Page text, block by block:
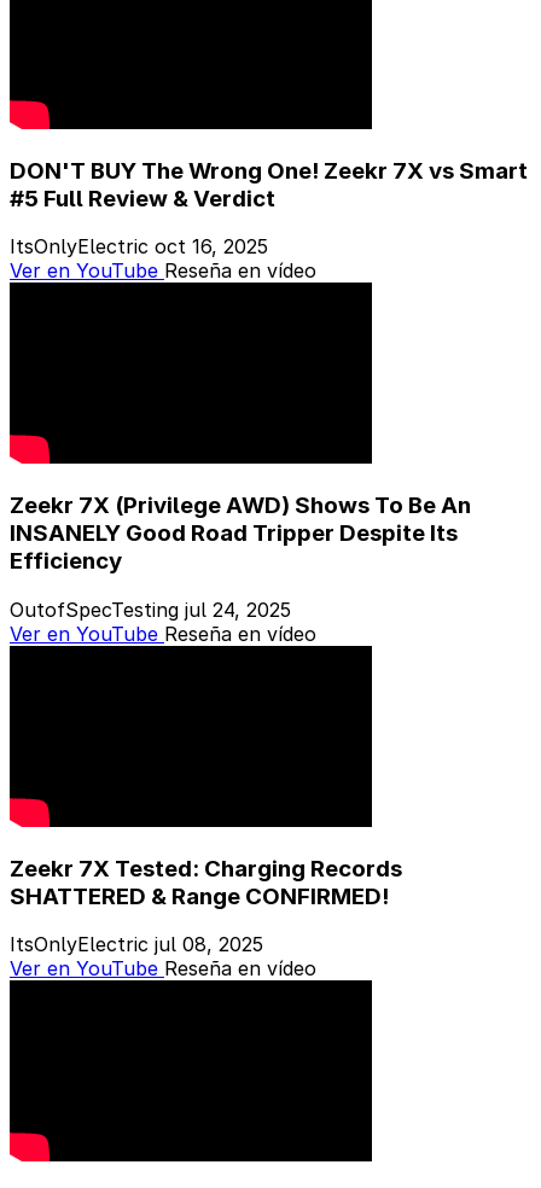
DON'T BUY The Wrong One! Zeekr 7X vs Smart
#5 Full Review & Verdict
ItsOnlyElectric oct 16, 2025
Ver en YouTube Reseña en vídeo
Zeekr 7X (Privilege AWD) Shows To Be An
INSANELY Good Road Tripper Despite Its
Efficiency
OutofSpecTesting jul 24, 2025
Ver en YouTube Reseña en vídeo
Zeekr 7X Tested: Charging Records
SHATTERED & Range CONFIRMED!
ItsOnlyElectric jul 08, 2025
Ver en YouTube Reseña en vídeo